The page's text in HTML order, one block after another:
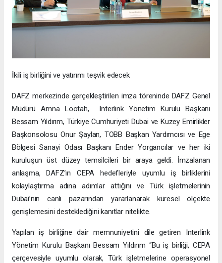
İkili iş birliğini ve yatırımı teşvik edecek
DAFZ merkezinde gerçekleştirilen imza töreninde DAFZ Genel
Müdürü Amna Lootah, Interlink Yönetim Kurulu Başkanı
Bessam Yıldırım, Türkiye Cumhuriyeti Dubai ve Kuzey Emirlikler
Başkonsolosu Onur Şaylan, TOBB Başkan Yardımcısı ve Ege
Bölgesi Sanayi Odası Başkanı Ender Yorgancılar ve her iki
kuruluşun üst düzey temsilcileri bir araya geldi. İmzalanan
anlaşma, DAFZ’ın CEPA hedefleriyle uyumlu iş birliklerini
kolaylaştırma adına adımlar attığını ve Türk işletmelerinin
Dubai’nin canlı pazarından yararlanarak küresel ölçekte
genişlemesini desteklediğini kanıtlar nitelikte.
Yapılan iş birliğine dair memnuniyetini dile getiren Interlink
Yönetim Kurulu Başkanı Bessam Yıldırım “Bu iş birliği, CEPA
çerçevesiyle uyumlu olarak, Türk işletmelerine operasyonel